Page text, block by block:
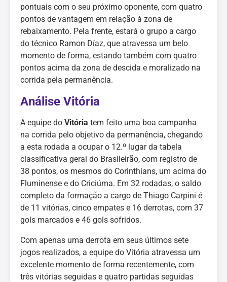
pontuais com o seu próximo oponente, com quatro
pontos de vantagem em relação à zona de
rebaixamento. Pela frente, estará o grupo a cargo
do técnico Ramon Díaz, que atravessa um belo
momento de forma, estando também com quatro
pontos acima da zona de descida e moralizado na
corrida pela permanência.
Análise Vitória
A equipe do Vitória tem feito uma boa campanha
na corrida pelo objetivo da permanência, chegando
a esta rodada a ocupar o 12.º lugar da tabela
classificativa geral do Brasileirão, com registro de
38 pontos, os mesmos do Corinthians, um acima do
Fluminense e do Criciúma. Em 32 rodadas, o saldo
completo da formação a cargo de Thiago Carpini é
de 11 vitórias, cinco empates e 16 derrotas, com 37
gols marcados e 46 gols sofridos.
Com apenas uma derrota em seus últimos sete
jogos realizados, a equipe do Vitória atravessa um
excelente momento de forma recentemente, com
três vitórias seguidas e quatro partidas seguidas